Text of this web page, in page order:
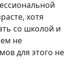
хотя
со школой и
не
для этого не